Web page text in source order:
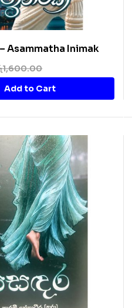
Inimak
1,600.00
Add to Cart